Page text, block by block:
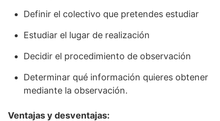
Definir el colectivo que pretendes estudiar
Estudiar el lugar de realización
Decidir el procedimiento de observación
Determinar qué información quieres obtener
mediante la observación.
Ventajas y desventajas: